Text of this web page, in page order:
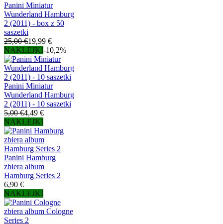
Panini Miniatur
Wunderland Hamburg
2 (2011) - box z 50
saszetki
25,00 €19,99 €
NAKLEJKI-10,2%
Panini Miniatur
Wunderland Hamburg
2 (2011) - 10 saszetki
5,00 €4,49 €
NAKLEJKI
Panini Hamburg
zbiera album
Hamburg Series 2
6,90 €
NAKLEJKI